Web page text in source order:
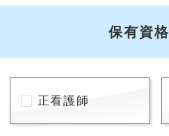
保有資格
正看護師